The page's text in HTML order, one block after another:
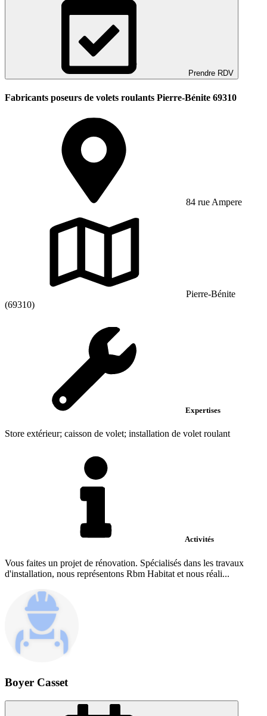
Prendre RDV
Fabricants poseurs de volets roulants Pierre-Bénite 69310
84 rue Ampere
Pierre-Bénite
(69310)
Expertises
Store extérieur; caisson de volet; installation de volet roulant
Activités
Vous faites un projet de rénovation. Spécialisés dans les travaux
d'installation, nous représentons Rbm Habitat et nous réali...
Boyer Casset